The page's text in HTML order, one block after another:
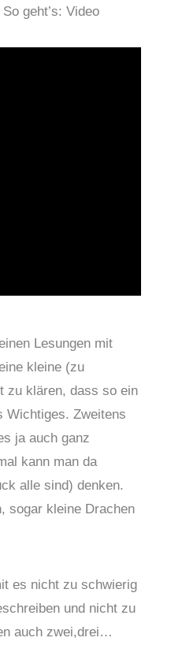
geht’s: Video
Lesungen mit
kleine (zu
zu klären, dass so ein
Wichtiges. Zweitens
ja auch ganz
kann man da
alle sind) denken.
sogar kleine Drachen
es nicht zu schwierig
und nicht zu
auch zwei,drei…